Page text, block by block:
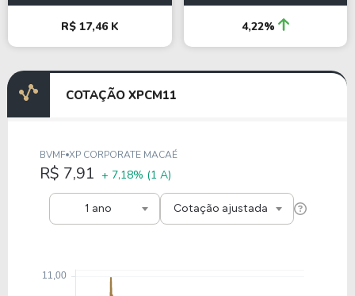
R$ 17,46 K 4,22%
COTAÇÃO XPCM11
1 ano
BVMF XP CORPORATE MACAÉ
R$ 7,91 + 7,18% (1 A)
Cotação ajustada